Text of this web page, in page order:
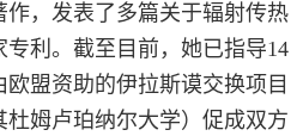
作，发表了多篇关于辐射传热
利。截至目前，她已指导14
盟资助的伊拉斯谟交换项目
杜姆卢珀纳尔大学）促成双方